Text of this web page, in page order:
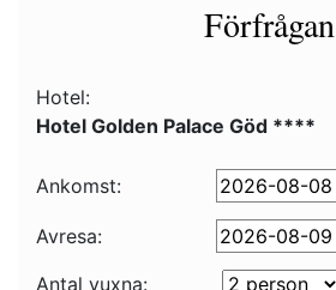
Förfrågan
Hotel:
Hotel Golden Palace Göd ****
Ankomst:
Avresa:
Antal vuxna: